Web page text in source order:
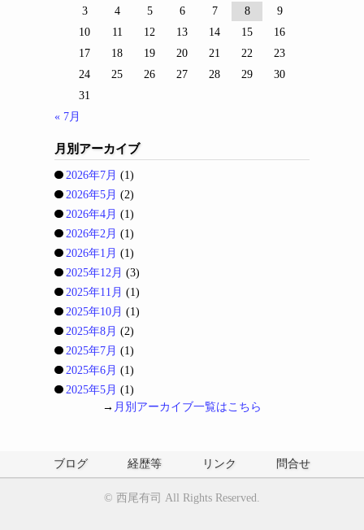
3
4 5 6 7 8
9
10
11 12 13 14 15
16
17
18 19 20 21 22
23
24
25 26 27 28 29
30
31
« 7月
月別アーカイブ
2026年7月 (1)
2026年5月 (2)
2026年4月 (1)
2026年2月 (1)
2026年1月 (1)
2025年12月 (3)
2025年11月 (1)
2025年10月 (1)
2025年8月 (2)
2025年7月 (1)
2025年6月 (1)
2025年5月 (1)
→ 月別アーカイブ一覧はこちら
ブログ 経歴等 リンク 問合せ
© 西尾有司 All Rights Reserved.